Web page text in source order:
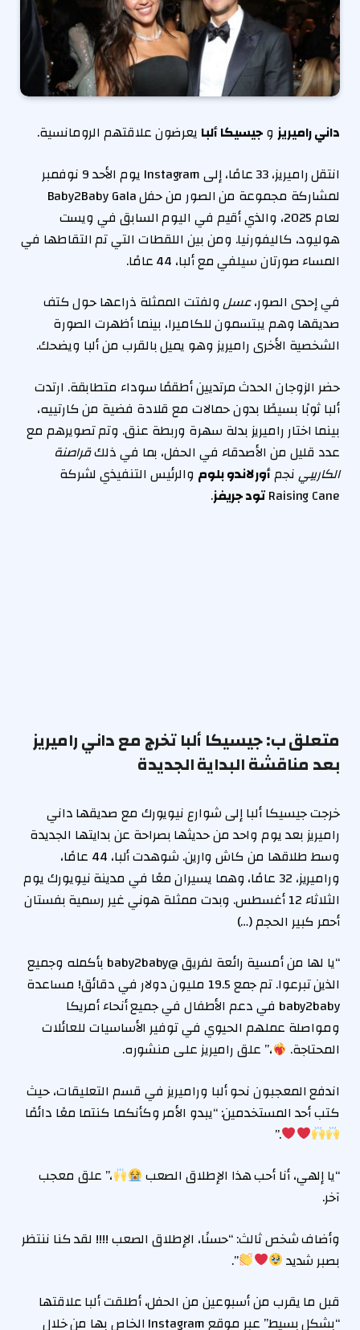
داني راميريز وجيسيكا ألبا يعرضون علاقتهم الرومانسية.
انتقل راميريز، 33 عامًا، إلى Instagram يوم الأحد 9 نوفمبر
لمشاركة مجموعة من الصور من حفل Baby2Baby Gala
لعام 2025، والذي أقيم في اليوم السابق في ويست
هوليود، كاليفورنيا. ومن بين اللقطات التي تم التقاطها في
المساء صورتان سيلفي مع ألبا، 44 عامًا.
في إحدى الصور،عسلولفتت الممثلة ذراعها حول كتف
صديقها وهم يبتسمون للكاميرا، بينما أظهرت الصورة
الشخصية الأخرى راميريز وهو يميل بالقرب من ألبا ويضحك.
حضر الزوجان الحدث مرتديين أطقمًا سوداء متطابقة. ارتدت
ألبا ثوبًا بسيطًا بدون حمالات مع قلادة فضية من كارتييه،
بينما اختار راميريز بدلة سهرة وربطة عنق. وتم تصويرهم مع
عدد قليل من الأصدقاء في الحفل، بما في ذلكقراصنة
الكاريبينجمأورلاندو بلوم والرئيس التنفيذي لشركة
Raising Caneتود جريفز.
متعلق ب:جيسيكا ألبا تخرج مع داني راميريز
بعد مناقشة البداية الجديدة
خرجت جيسيكا ألبا إلى شوارع نيويورك مع صديقها داني
راميريز بعد يوم واحد من حديثها بصراحة عن بدايتها الجديدة
وسط طلاقها من كاش وارين. شوهدت ألبا، 44 عامًا،
وراميريز، 32 عامًا، وهما يسيران معًا في مدينة نيويورك يوم
الثلاثاء 12 أغسطس. وبدت ممثلة هوني غير رسمية بفستان
أحمر كبير الحجم (…)
“يا لها من أمسية رائعة لفريق @baby2baby بأكمله وجميع
الذين تبرعوا. تم جمع 19.5 مليون دولار في دقائق! مساعدة
baby2baby في دعم الأطفال في جميع أنحاء أمريكا
ومواصلة عملهم الحيوي في توفير الأساسيات للعائلات
المحتاجة.
،” علق راميريز على منشوره.
اندفع المعجبون نحو ألبا وراميريز في قسم التعليقات، حيث
كتب أحد المستخدمين: “يبدو الأمر وكأنكما كنتما معًا دائمًا
.”
“يا إلهي، أنا أحب هذا الإطلاق الصعب
،” علق معجب
آخر.
وأضاف شخص ثالث: “حسنًا، الإطلاق الصعب !!!! لقد كنا ننتظر
بصبر شديد
”.
قبل ما يقرب من أسبوعين من الحفل، أطلقت ألبا علاقتها
“بشكل بسيط” عبر موقع Instagram الخاص بها من خلال